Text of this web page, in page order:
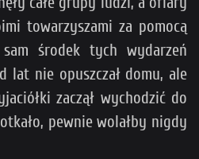
towarzyszami za pomocą
środek tych wydarzeń
lat nie opuszczał domu, ale
zaczął wychodzić do
pewnie wolałby nigdy